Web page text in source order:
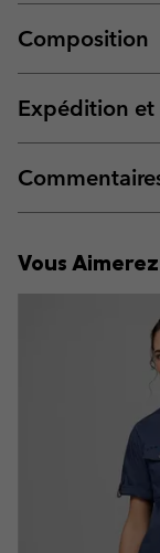
Composition
Expédition et
Vous